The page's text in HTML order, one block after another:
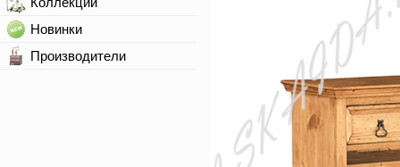
Новинки
Производители